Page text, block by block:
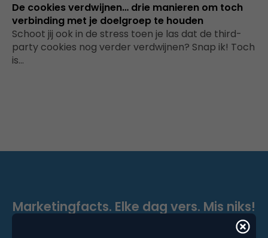
De cookies verdwijnen… drie manieren om toch
verbinding met je doelgroep te houden
Schoot jij ook in de stress toen je las dat de third-
party cookies nog verder verdwijnen? Snap ik! Toch
is…
Marketingfacts. Elke dag vers. Mis niks!